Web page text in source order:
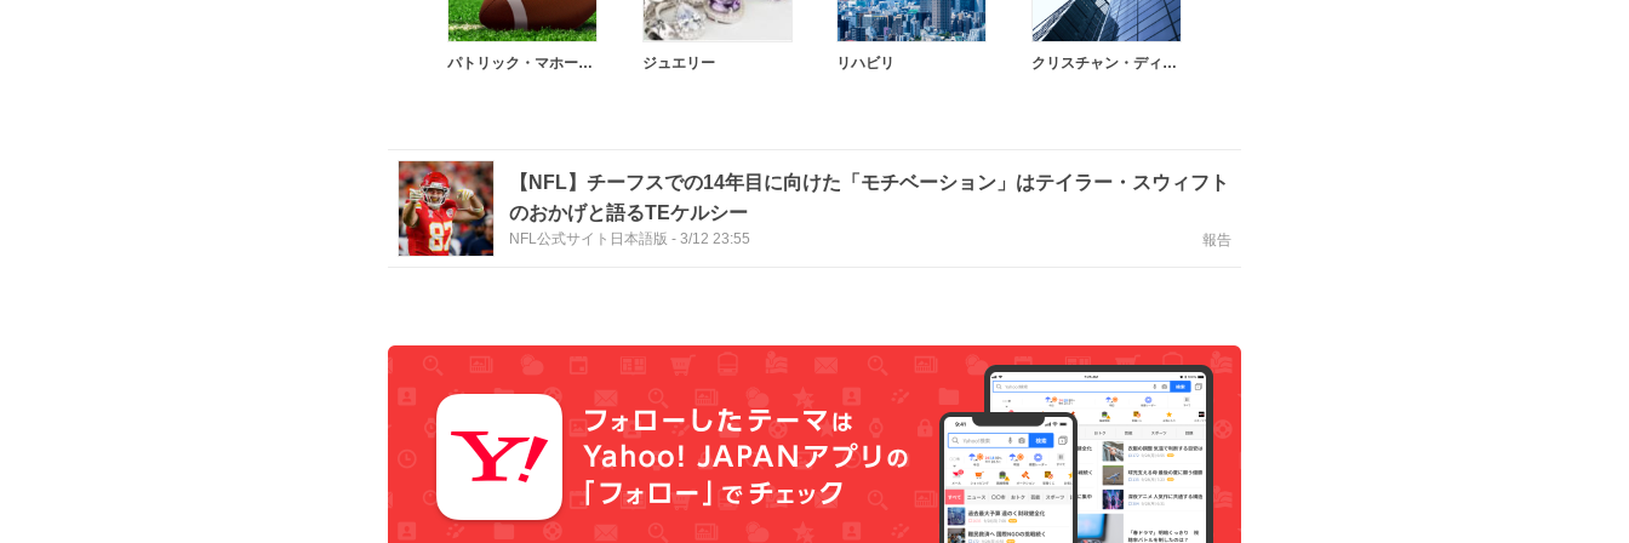
パトリック・マホームズ ジュエリー リハビリ クリスチャン・ディオール
【NFL】チーフスでの14年目に向けた「モチベーション」はテイラー・スウィフト
のおかげと語るTEケルシー
NFL公式サイト日本語版 - 3/12 23:55 報告